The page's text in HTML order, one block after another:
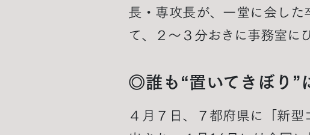
長・専攻長が、一堂に会し
て、２～３分おきに事務室に
◎誰も“置いてきぼり”
４月７日、７都府県に「新